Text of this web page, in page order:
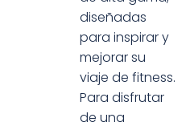
diseñadas
para inspirar y
mejorar su
viaje de fitness.
Para disfrutar
de una